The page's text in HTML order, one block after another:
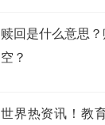
赎回是什么意思
空？
世界热资讯！教